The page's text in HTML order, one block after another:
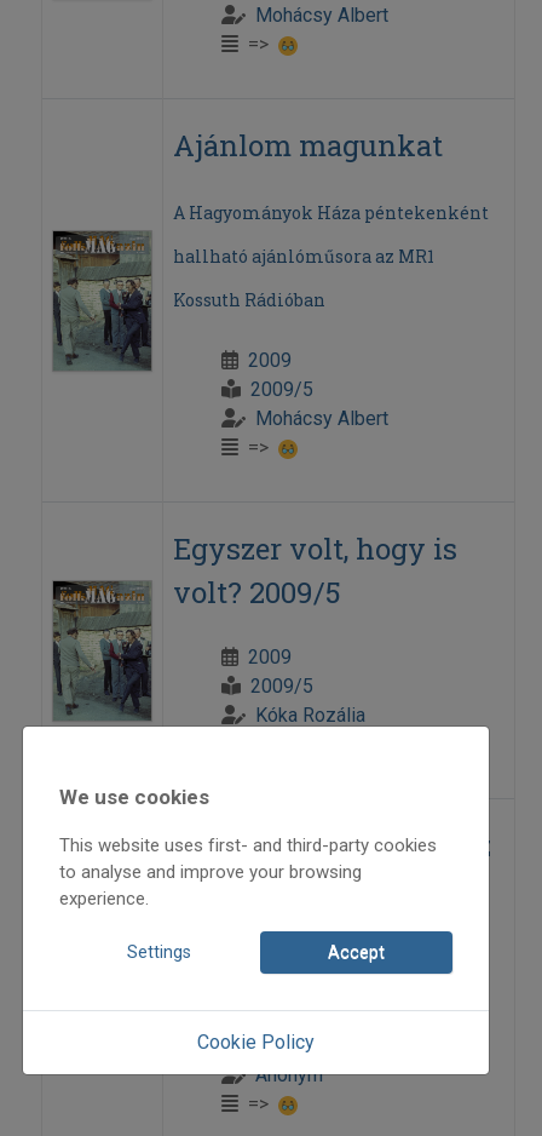
Mohácsy Albert
=>
Ajánlom magunkat
A Hagyományok Háza péntekenként
hallható ajánlóműsora az MR1
Kossuth Rádióban
2009
2009/5
Mohácsy Albert
=>
Egyszer volt, hogy is
volt? 2009/5
2009
2009/5
Kóka Rozália
Hatvan éves a Bányász
Táncegyüttes
Jubileum Tatabányán
2009
2009/5
Anonym
=>
We use cookies
This website uses first- and third-party cookies
to analyse and improve your browsing
experience.
Settings Accept
Cookie Policy